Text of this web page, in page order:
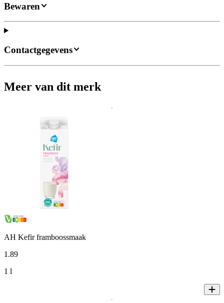
Bewaren
Contactgegevens
Meer van dit merk
AH Kefir framboossmaak
1 .89
1 l